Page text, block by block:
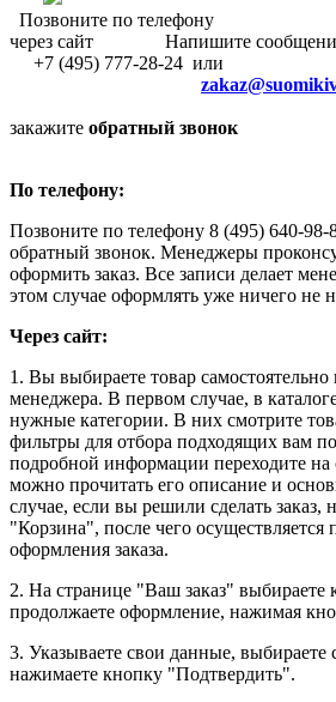
Позвоните по телефону
через сайт Напишите сообщение
+7 (495) 777-
закажите обратный звонок
По телефону:
Позвоните по телефону 8 (495) 640-98-
обратный звонок. Менеджеры
оформить заказ. Все записи делает
этом случае оформлять уже ничего не
Через сайт:
1. Вы выбираете товар
менеджера. В первом случае, в
нужные категории. В них смотрите
фильтры для отбора подходящих вам
подробной информации переходите на
можно прочитать его описание и
случае, если вы решили сделать заказ,
"Корзина", после чего осуществляется
оформления заказа.
2. На странице "Ваш заказ" выбираете
продолжаете оформление, нажимая
3. Указываете свои данные, выбираете
нажимаете кнопку "Подтвердить".